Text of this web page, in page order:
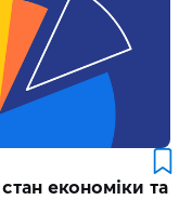
економіки та